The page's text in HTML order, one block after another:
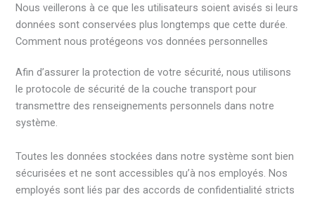
Nous veillerons à ce que les utilisateurs soient avisés si leurs
données sont conservées plus longtemps que cette durée.
Comment nous protégeons vos données personnelles
Afin d’assurer la protection de votre sécurité, nous utilisons
le protocole de sécurité de la couche transport pour
transmettre des renseignements personnels dans notre
système.
Toutes les données stockées dans notre système sont bien
sécurisées et ne sont accessibles qu’à nos employés. Nos
employés sont liés par des accords de confidentialité stricts